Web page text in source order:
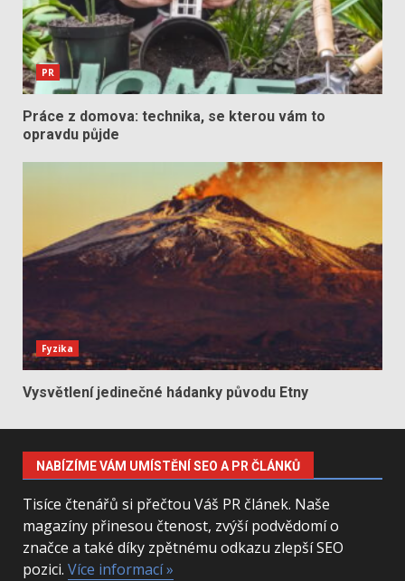
PR
Práce z domova: technika, se kterou vám to
opravdu půjde
Fyzika
Vysvětlení jedinečné hádanky původu Etny
NABÍZÍME VÁM UMÍSTĚNÍ SEO A PR ČLÁNKŮ
Tisíce čtenářů si přečtou Váš PR článek. Naše
magazíny přinesou čtenost, zvýší podvědomí o
značce a také díky zpětnému odkazu zlepší SEO
pozici. Více informací »